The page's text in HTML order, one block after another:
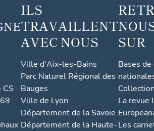
CS
ILS
TRAVAILLENT
AVEC NOUS
Ville d'Aix-les-Bains
Parc Naturel Régional des
Bauges
Ville de Lyon
Département de la Savoie
Département de la Haute-
SUR
Bases
La revue
Les